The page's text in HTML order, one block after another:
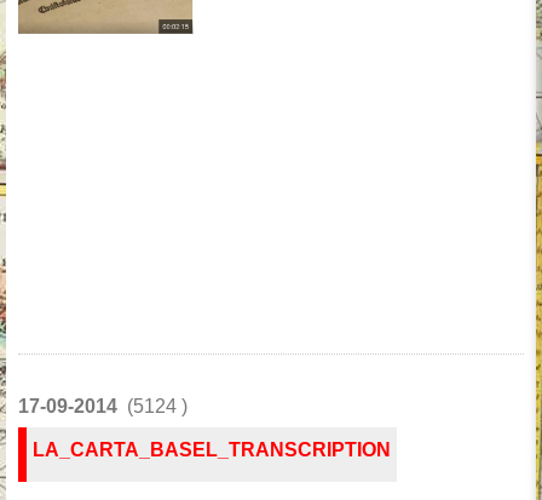
17-09-2014 (5124 )
LA_CARTA_BASEL_TRANSCRIPTION